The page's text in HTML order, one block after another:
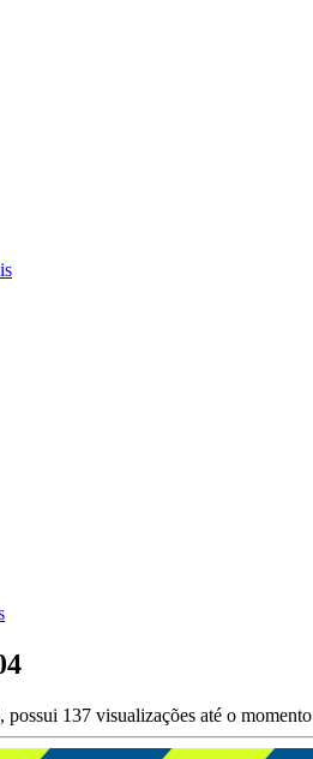
possui 137 visualizações até o momento